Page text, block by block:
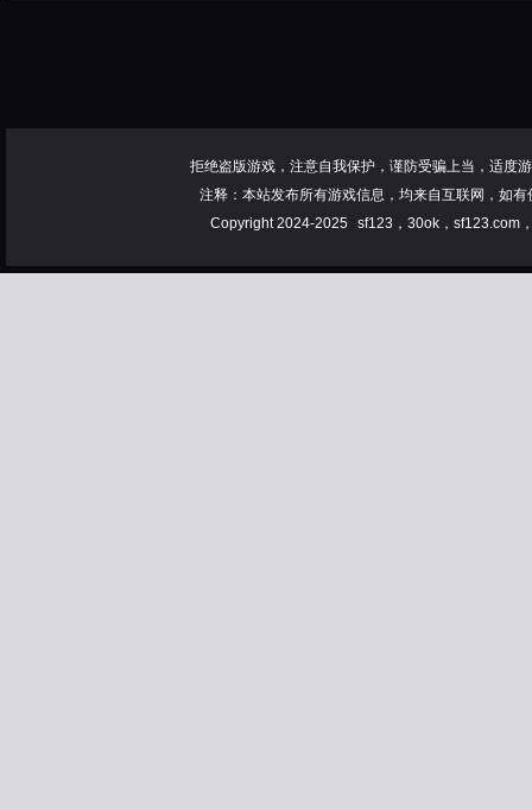
拒绝盗版游戏，注意自我保护，谨防受骗上当，适度
注释：本站发布所有游戏信息，均来自互联网，如
Copyright 2024-2025
sf123，30ok，sf123.com